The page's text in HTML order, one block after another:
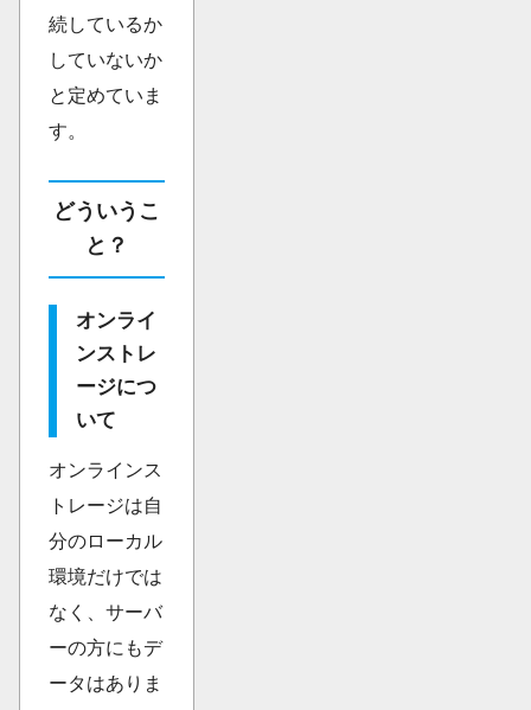
続しているか
していないか
と定めていま
す。
どういうこ
と？
オンライ
ンストレ
ージにつ
いて
オンラインス
トレージは自
分のローカル
環境だけでは
なく、サーバ
ーの方にもデ
ータはありま